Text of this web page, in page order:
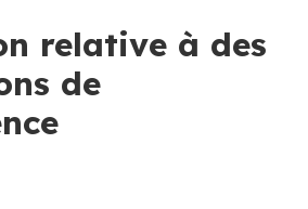
relative à des
de